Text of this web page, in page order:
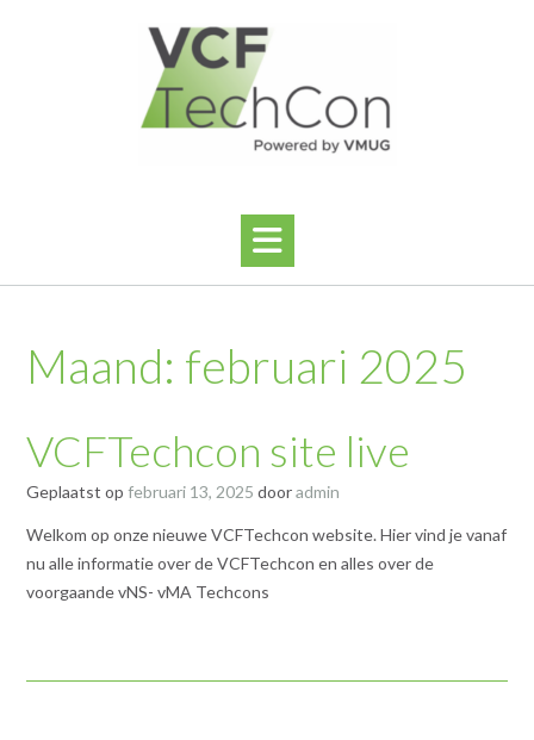
Maand: februari 2025
VCFTechcon site live
Geplaatst op februari 13, 2025 dooradmin
Welkom op onze nieuwe VCFTechcon website. Hier vind je vanaf
nu alle informatie over de VCFTechcon en alles over de
voorgaande vNS- vMA Techcons